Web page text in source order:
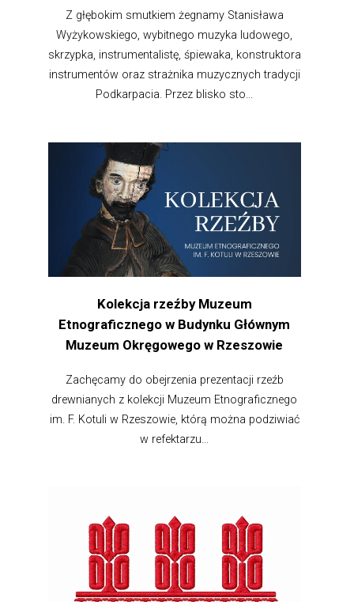
Z głębokim smutkiem żegnamy Stanisława
Wyżykowskiego, wybitnego muzyka ludowego,
skrzypka, instrumentalistę, śpiewaka, konstruktora
instrumentów oraz strażnika muzycznych tradycji
Podkarpacia. Przez blisko sto...
Kolekcja rzeźby Muzeum
Etnograficznego w Budynku Głównym
Muzeum Okręgowego w Rzeszowie
Zachęcamy do obejrzenia prezentacji rzeźb
drewnianych z kolekcji Muzeum Etnograficznego
im. F. Kotuli w Rzeszowie, którą można podziwiać
w refektarzu...